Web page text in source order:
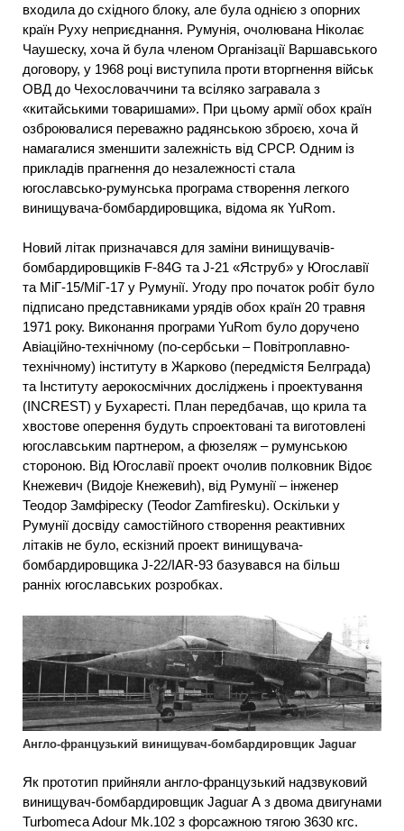
входила до східного блоку, але була однією з опорних
країн Руху неприєднання. Румунія, очолювана Ніколає
Чаушеску, хоча й була членом Організації Варшавського
договору, у 1968 році виступила проти вторгнення військ
ОВД до Чехословаччини та всіляко загравала з
«китайськими товаришами». При цьому армії обох країн
озброювалися переважно радянською зброєю, хоча й
намагалися зменшити залежність від СРСР. Одним із
прикладів прагнення до незалежності стала
югославсько-румунська програма створення легкого
винищувача-бомбардировщика, відома як YuRom.
Новий літак призначався для заміни винищувачів-
бомбардировщиків F-84G та J-21 «Яструб» у Югославії
та МіГ-15/МіГ-17 у Румунії. Угоду про початок робіт було
підписано представниками урядів обох країн 20 травня
1971 року. Виконання програми YuRom було доручено
Авіаційно-технічному (по-сербськи – Повітроплавно-
технічному) інституту в Жарково (передмістя Белграда)
та Інституту аерокосмічних досліджень і проектування
(INCREST) у Бухаресті. План передбачав, що крила та
хвостове оперення будуть спроектовані та виготовлені
югославським партнером, а фюзеляж – румунською
стороною. Від Югославії проект очолив полковник Відоє
Кнежевич (Видоjе Кнежевиh), від Румунії – інженер
Теодор Замфіреску (Teodor Zamfiresku). Оскільки у
Румунії досвіду самостійного створення реактивних
літаків не було, ескізний проект винищувача-
бомбардировщика J-22/IAR-93 базувався на більш
ранніх югославських розробках.
Англо-французький винищувач-бомбардировщик Jaguar
Як прототип прийняли англо-французький надзвуковий
винищувач-бомбардировщик Jaguar А з двома двигунами
Turbomeca Adour Mk.102 з форсажною тягою 3630 кгс.